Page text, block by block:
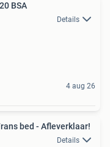
BSA
Details
4 aug 26
bed - Afleverklaar!
Details